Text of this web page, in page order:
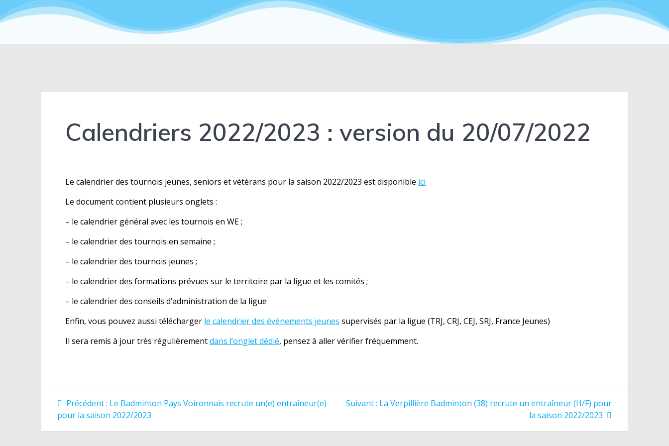
Calendriers 2022/2023 : version du 20/07/2022
Le calendrier des tournois jeunes, seniors et vétérans pour la saison 2022/2023 est disponible ici
Le document contient plusieurs onglets :
– le calendrier général avec les tournois en WE ;
– le calendrier des tournois en semaine ;
– le calendrier des tournois jeunes ;
– le calendrier des formations prévues sur le territoire par la ligue et les comités ;
– le calendrier des conseils d’administration de la ligue
Enfin, vous pouvez aussi télécharger le calendrier des événements jeunes supervisés par la ligue (TRJ, CRJ, CEJ, SRJ, France Jeunes)
Il sera remis à jour très régulièrementdans l’onglet dédié, pensez à aller vérifier fréquemment.
Navigation
de
Précédent : Article
précédent
Le Badminton Pays Voironnais recrute un(e) entraîneur(e)
pour la saison 2022/2023
Suivant : Article
La Verpillière Badminton (38) recrute un entraîneur (H/F) pour
la saison 2022/2023